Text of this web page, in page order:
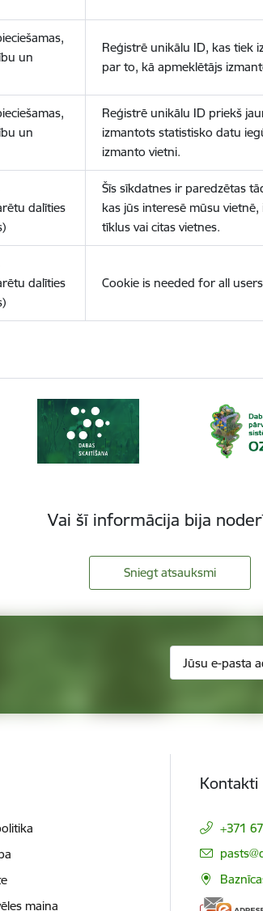
un
Reģistrē unikālu ID, kas tiek
par to, kā apmeklētājs
un
Reģistrē unikālu ID priekš
izmantots statistisko datu
izmanto vietni.
dalīties
Šīs sīkdatnes ir paredzētas
kas jūs interesē mūsu
tīklus vai citas vietnes.
dalīties
Cookie is needed for all
Vai šī informācija bija
Sniegt atsauksmi
maiņa
Kontakti
+371
E-